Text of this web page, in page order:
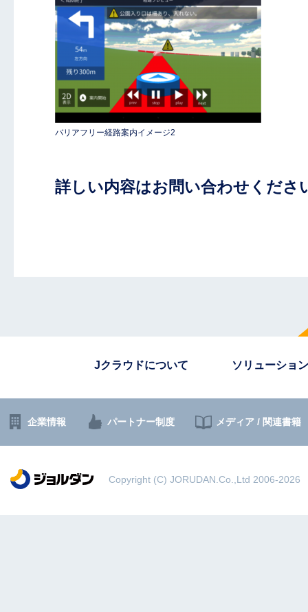
バリアフリー経路案内イメージ2
詳しい内容はお問い合わせくださ
Jクラウドについて ソリューショ
企業情報 パートナー制度 メディア / 関連書籍
Copyright (C) JORUDAN.Co.,Ltd 2006-2026